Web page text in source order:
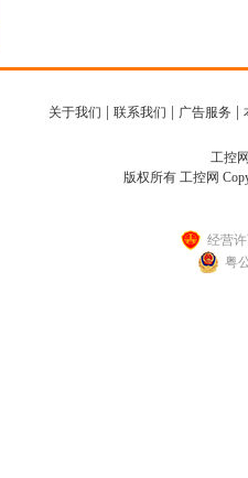
关于我们 联系我们 广告服务
工控
版权所有 工控网
经营
粤